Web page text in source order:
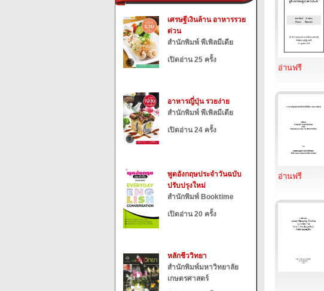
เศรษฐีเงินล้าน อาหารรวย
ด่วน
สำนักพิมพ์ พีเพิลมีเดีย
เปิดอ่าน 25 ครั้ง
อาหารญี่ปุ่น รวยง่าย
สำนักพิมพ์ พีเพิลมีเดีย
เปิดอ่าน 24 ครั้ง
พูดอังกฤษประจำวันฉบับ
ปรับปรุงใหม่
สำนักพิมพ์ Booktime
เปิดอ่าน 20 ครั้ง
หลักชีววิทยา
สำนักพิมพ์มหาวิทยาลัย
เกษตรศาสตร์
อ่านฟรี
อ่านฟรี